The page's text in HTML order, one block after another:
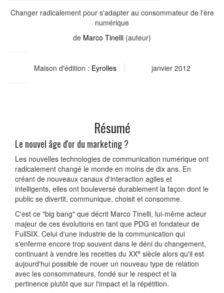
Changer radicalement pour s'adapter au consommateur de l'ère
numérique
de Marco Tinelli (auteur)
Maison d'édition : Eyrolles janvier 2012
Résumé
Le nouvel âge d'or du marketing ?
Les nouvelles technologies de communication numérique ont
radicalement changé le monde en moins de dix ans. En
créant de nouveaux canaux d'interaction agiles et
intelligents, elles ont bouleversé durablement la façon dont le
public se divertit, communique, choisit et consomme.
C'est ce "big bang" que décrit Marco Tinelli, lui-même acteur
majeur de ces évolutions en tant que PDG et fondateur de
FullSIX. Celui d'une industrie de la communication qui
s'enferme encore trop souvent dans le déni du changement,
continuant à vendre les recettes du XXe siècle alors qu'il est
aujourd'hui possible de nouer un nouveau type de relation
avec les consommateurs, fondé sur le respect et la
pertinence plutôt que sur l'impact et la répétition.